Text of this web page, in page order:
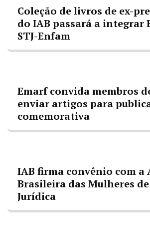
Coleção de livros de ex-
do IAB passará a integrar
STJ-Enfam
Emarf convida membros
enviar artigos para
comemorativa
IAB firma convênio com a
Brasileira das Mulheres
Jurídica